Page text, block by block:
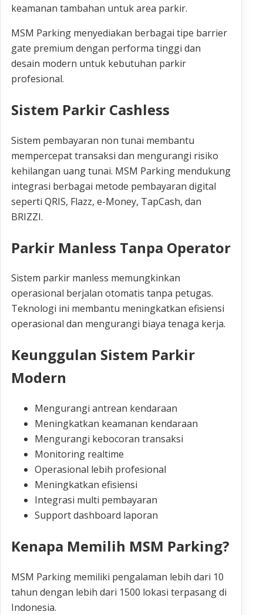
keamanan tambahan untuk area parkir.
MSM Parking menyediakan berbagai tipe barrier
gate premium dengan performa tinggi dan
desain modern untuk kebutuhan parkir
profesional.
Sistem Parkir Cashless
Sistem pembayaran non tunai membantu
mempercepat transaksi dan mengurangi risiko
kehilangan uang tunai. MSM Parking mendukung
integrasi berbagai metode pembayaran digital
seperti QRIS, Flazz, e-Money, TapCash, dan
BRIZZI.
Parkir Manless Tanpa Operator
Sistem parkir manless memungkinkan
operasional berjalan otomatis tanpa petugas.
Teknologi ini membantu meningkatkan efisiensi
operasional dan mengurangi biaya tenaga kerja.
Keunggulan Sistem Parkir
Modern
Mengurangi antrean kendaraan
Meningkatkan keamanan kendaraan
Mengurangi kebocoran transaksi
Monitoring realtime
Operasional lebih profesional
Meningkatkan efisiensi
Integrasi multi pembayaran
Support dashboard laporan
Kenapa Memilih MSM Parking?
MSM Parking memiliki pengalaman lebih dari 10
tahun dengan lebih dari 1500 lokasi terpasang di
Indonesia.